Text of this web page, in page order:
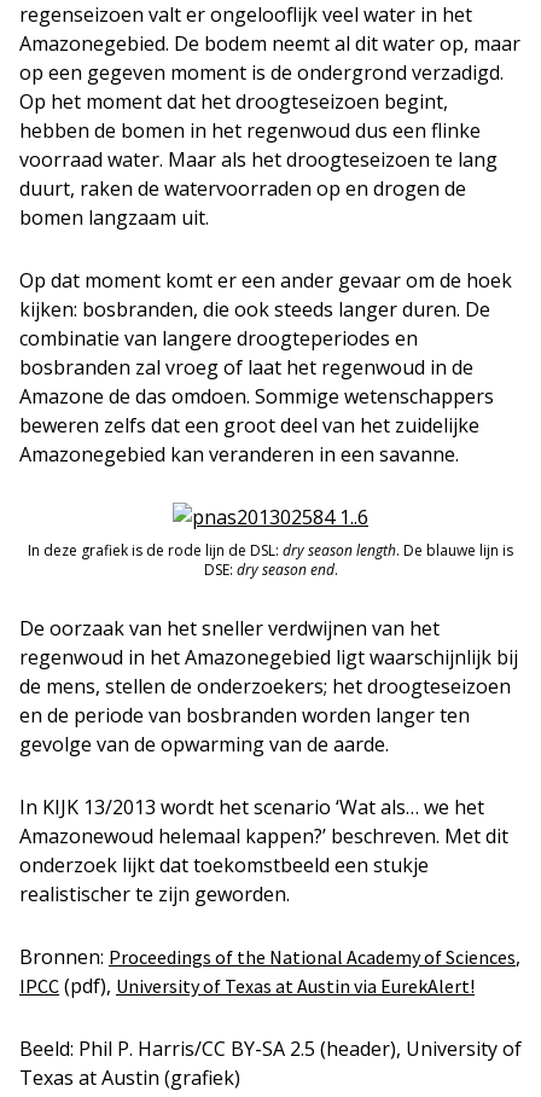
regenseizoen valt er ongelooflijk veel water in het
Amazonegebied. De bodem neemt al dit water op, maar
op een gegeven moment is de ondergrond verzadigd.
Op het moment dat het droogteseizoen begint,
hebben de bomen in het regenwoud dus een flinke
voorraad water. Maar als het droogteseizoen te lang
duurt, raken de watervoorraden op en drogen de
bomen langzaam uit.
Op dat moment komt er een ander gevaar om de hoek
kijken: bosbranden, die ook steeds langer duren. De
combinatie van langere droogteperiodes en
bosbranden zal vroeg of laat het regenwoud in de
Amazone de das omdoen. Sommige wetenschappers
beweren zelfs dat een groot deel van het zuidelijke
Amazonegebied kan veranderen in een savanne.
In deze grafiek is de rode lijn de DSL: dry season length. De blauwe lijn is
DSE: dry season end.
De oorzaak van het sneller verdwijnen van het
regenwoud in het Amazonegebied ligt waarschijnlijk bij
de mens, stellen de onderzoekers; het droogteseizoen
en de periode van bosbranden worden langer ten
gevolge van de opwarming van de aarde.
In KIJK 13/2013 wordt het scenario ‘Wat als… we het
Amazonewoud helemaal kappen?’ beschreven. Met dit
onderzoek lijkt dat toekomstbeeld een stukje
realistischer te zijn geworden.
Bronnen: Proceedings of the National Academy of Sciences,
IPCC (pdf), University of Texas at Austin via EurekAlert!
Beeld: Phil P. Harris/CC BY-SA 2.5 (header), University of
Texas at Austin (grafiek)